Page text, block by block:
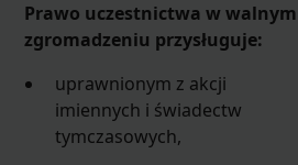
Prawo uczestnictwa w walnym
zgromadzeniu przysługuje:
uprawnionym z akcji
imiennych i świadectw
tymczasowych,